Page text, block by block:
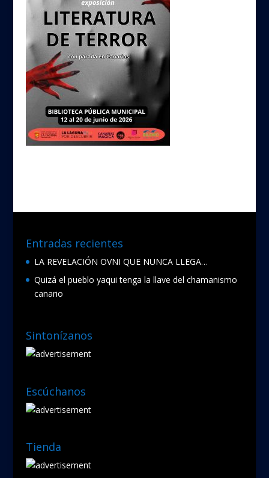
Entradas recientes
LA REVELACIÓN OVNI QUE NUNCA LLEGA…
Quizá el pueblo yaqui tenga la llave del chamanismo
canario
Sintonízanos
Escúchanos
Tienda